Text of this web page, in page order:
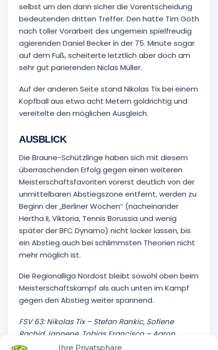
Ihre Privatsphäre
selbst um den dann sicher die Vorentscheidung
bedeutenden dritten Treffer. Den hatte Tim Göth
nach toller Vorarbeit des ungemein spielfreudig
agierenden Daniel Becker in der 75. Minute sogar
auf dem Fuß, scheiterte letztlich aber doch am
sehr gut parierenden Niclas Müller.
Auf der anderen Seite stand Nikolas Tix bei einem
Kopfball aus etwa acht Metern goldrichtig und
vereitelte den möglichen Ausgleich.
AUSBLICK
Die Braune-Schützlinge haben sich mit diesem
überraschenden Erfolg gegen einen weiteren
Meisterschaftsfavoriten vorerst deutlich von der
unmittelbaren Abstiegszone entfernt, werden zu
Beginn der „Berliner Wochen“ (nacheinander
Hertha II, Viktoria, Tennis Borussia und wenig
später der BFC Dynamo) nicht locker lassen, bis
ein Abstieg auch bei schlimmsten Theorien nicht
mehr möglich ist.
Die Regionalliga Nordost bleibt sowohl oben beim
Meisterschaftskampf als auch unten im Kampf
gegen den Abstieg weiter spannend.
FSV 63: Nikolas Tix – Stefan Rankic, Sofiene
Rachid Jannene, Tobias Francisco – Aaron
Bogdan (ab 83.Lucas Vierling), Leon Hellwig (ab